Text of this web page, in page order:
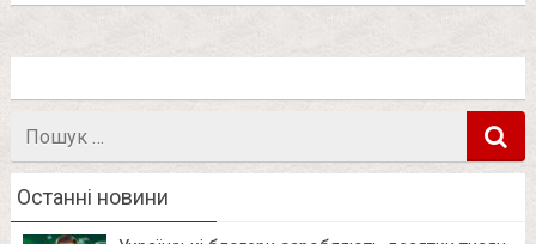
Останні новини